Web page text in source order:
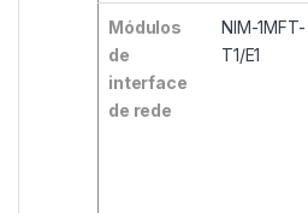
Módulos
de
interface
de rede
NIM-1MFT-
T1/E1